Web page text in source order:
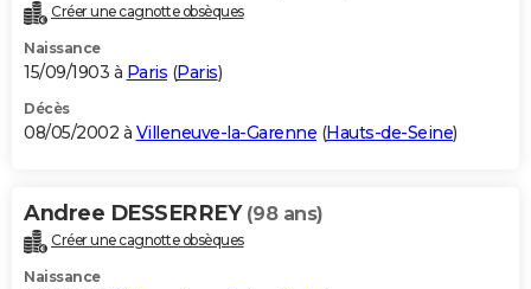
Créer une cagnotte obsèques
Naissance
15/09/1903 à Paris (Paris)
Décès
08/05/2002 à Villeneuve-la-Garenne (Hauts-de-Seine)
Andree DESSERREY (98 ans)
Créer une cagnotte obsèques
Naissance